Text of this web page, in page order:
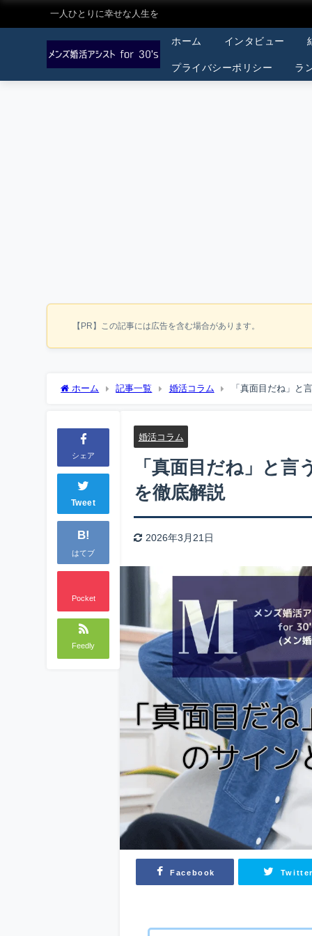
一人ひとりに幸せな人生を
ホーム インタビュー
プライバシーポリシー ラ
【PR】この記事には広告を含む場合があります。
ホーム 記事一覧 婚活コラム 「真面目だね」と
シェア
Tweet
B!
はてブ
Pocket
Feedly
婚活コラム
「真面目だね」と
を徹底解説
2026年3月21日
Facebook